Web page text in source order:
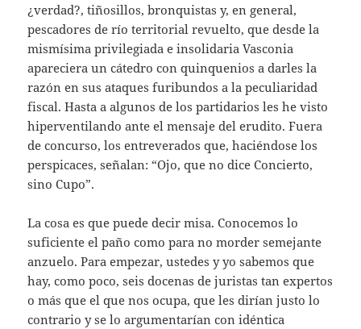
¿verdad?, tiñosillos, bronquistas y, en general,
pescadores de río territorial revuelto, que desde la
mismísima privilegiada e insolidaria Vasconia
apareciera un cátedro con quinquenios a darles la
razón en sus ataques furibundos a la peculiaridad
fiscal. Hasta a algunos de los partidarios les he visto
hiperventilando ante el mensaje del erudito. Fuera
de concurso, los entreverados que, haciéndose los
perspicaces, señalan: “Ojo, que no dice Concierto,
sino Cupo”.
La cosa es que puede decir misa. Conocemos lo
suficiente el paño como para no morder semejante
anzuelo. Para empezar, ustedes y yo sabemos que
hay, como poco, seis docenas de juristas tan expertos
o más que el que nos ocupa, que les dirían justo lo
contrario y se lo argumentarían con idéntica